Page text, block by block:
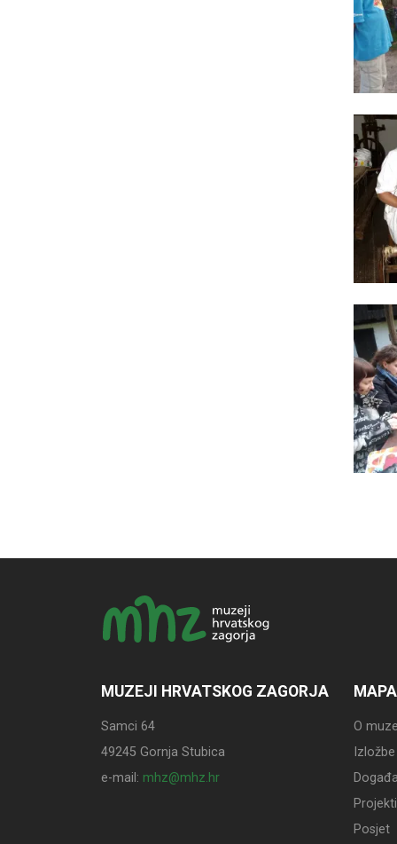
MUZEJI HRVATSKOG ZAGORJA
Samci 64
49245 Gornja Stubica
e-mail: mhz@mhz.hr
O
Izložbe
Projekti
Posjet